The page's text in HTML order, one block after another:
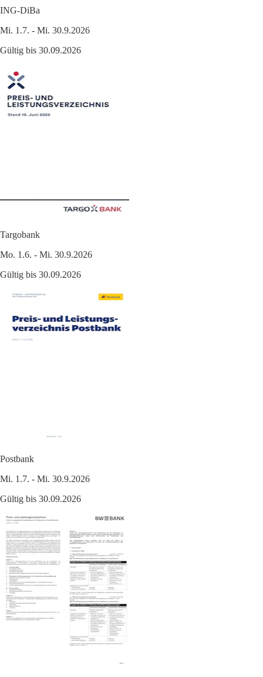
ING-DiBa
Mi. 1.7. - Mi. 30.9.2026
Gültig bis 30.09.2026
Targobank
Mo. 1.6. - Mi. 30.9.2026
Gültig bis 30.09.2026
Postbank
Mi. 1.7. - Mi. 30.9.2026
Gültig bis 30.09.2026